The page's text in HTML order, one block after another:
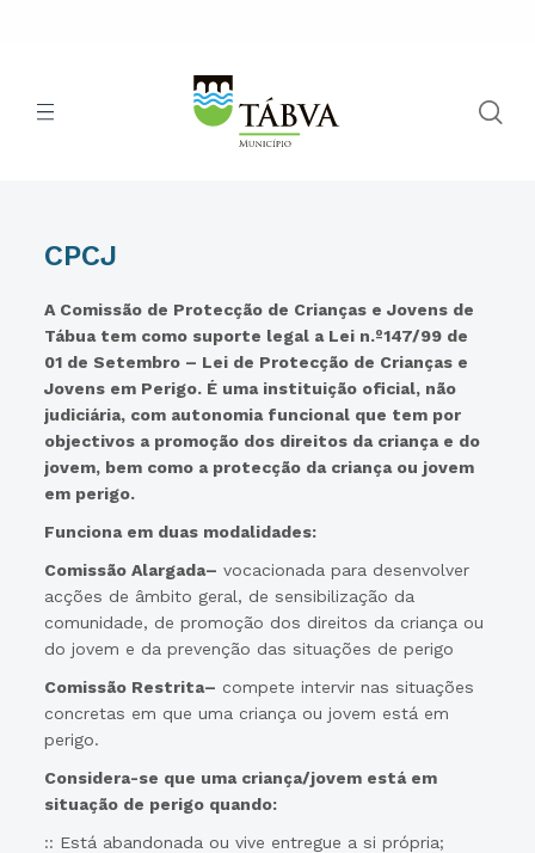
CPCJ
A Comissão de Protecção de Crianças e Jovens de
Tábua tem como suporte legal a Lei n.º147/99 de
01 de Setembro – Lei de Protecção de Crianças e
Jovens em Perigo. É uma instituição oficial, não
judiciária, com autonomia funcional que tem por
objectivos a promoção dos direitos da criança e do
jovem, bem como a protecção da criança ou jovem
em perigo.
Funciona em duas modalidades:
Comissão Alargada– vocacionada para desenvolver
acções de âmbito geral, de sensibilização da
comunidade, de promoção dos direitos da criança ou
do jovem e da prevenção das situações de perigo
Comissão Restrita– compete intervir nas situações
concretas em que uma criança ou jovem está em
perigo.
Considera-se que uma criança/jovem está em
situação de perigo quando:
:: Está abandonada ou vive entregue a si própria;